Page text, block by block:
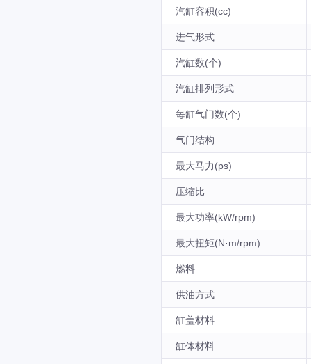
汽缸容积(cc)
进气形式
汽缸数(个)
汽缸排列形式
每缸气门数(个)
气门结构
最大马力(ps)
压缩比
最大功率(kW/rpm)
最大扭矩(N·m/rpm)
燃料
供油方式
缸盖材料
缸体材料